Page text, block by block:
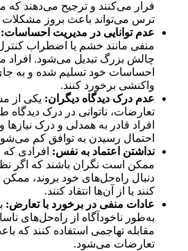
فرار می‌کنند و ترجیح می‌دهند که
ترس می‌تواند باعث بروز مشکلات
عدم توانایی در مدیریت احساسات:
منفی مانند خشم یا اضطراب
چالش بزرگ تبدیل می‌شود. افراد
احساسات خود تسلیم شده و به
واکنشی برخورد کنند.
عدم درک دیدگاه دیگران: یکی از
تعارضات، ناتوانی در درک
افراد قادر به همدلی و درک
احتمال رسیدن به توافق کم
نداشتن اعتماد به نفس: افرادی که
ممکن است نگران باشند که اگر
دنبال راه‌حل‌های خود بروند،
کنند یا از آن‌ها انتقاد کنند.
عادات منفی در برخورد با تعارض:
به‌طور ناخودآگاه از راه‌حل‌های
مقابله تهاجمی استفاده کنند که
تعارضات می‌شود.